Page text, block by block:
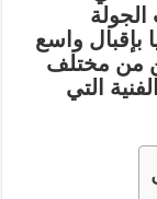
بإقبال واسع
من مختلف
التي